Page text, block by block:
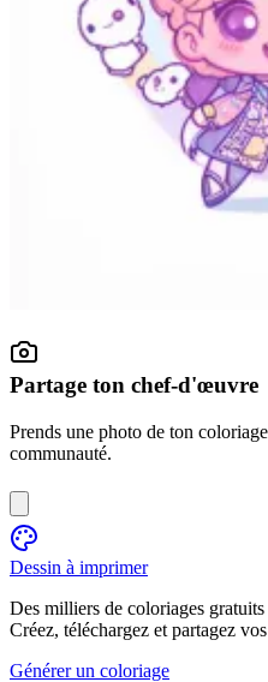
Partage ton chef-d'œuvre
Prends une photo de ton
communauté.
Dessin à imprimer
Des milliers de coloriages
Créez, téléchargez et partagez
Générer un coloriage